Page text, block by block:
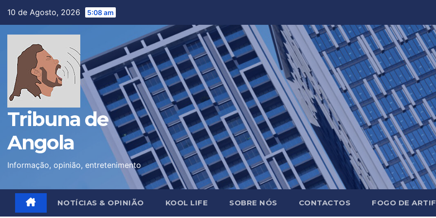
10 de Agosto, 2026 5:08 am
Tribuna de
Angola
Informação, opinião, entretenimento
NOTÍCIAS & OPINIÃO KOOL LIFE SOBRE NÓS CONTACTOS FOGO DE